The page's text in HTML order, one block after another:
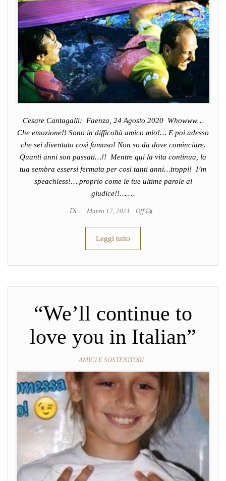
Cesare Cantagalli: Faenza, 24 Agosto 2020 Whowww…
Che emozione!! Sono in difficoltà amico mio!… E poi adesso
che sei diventato così famoso! Non so da dove cominciare.
Quanti anni son passati…!! Mentre qui la vita continua, la
tua sembra essersi fermata per così tanti anni…troppi! I’m
speachless!… proprio come le tue ultime parole al
giudice!!….…
Di Marzo 17, 2021 Off
Leggi tutto
“We’ll continue to
love you in Italian”
AMICI E SOSTENITORI